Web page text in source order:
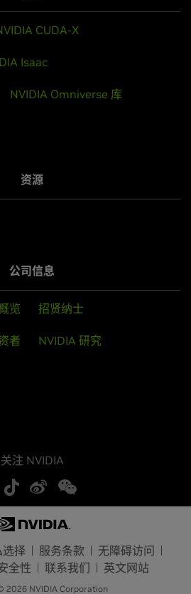
CUDA-X
Isaac
NVIDIA Omniverse 库
资源
公司信息
览 招贤纳士
者 NVIDIA 研究
关注 NVIDIA
选择 服务条款
无障碍访问
全性 联系我们 英文网站
2026 NVIDIA Corporation